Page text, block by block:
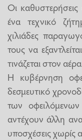
Οι
ένα τεχνικό
χιλιάδες
τους να
τινάζεται στον
Η κυβέρνηση
δεσμευτικό
των
αντέχουν άλλη
υποσχέσεις χωρίς